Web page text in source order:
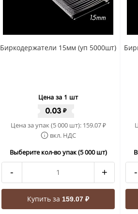
Биркодержатели 15мм (уп 5000шт)
Цена за 1 шт
0.03 ₽
Цена за упак (5 000 шт): 159.07₽
вкл. НДС
Выберите кол-во упак (5 000 шт)
- +
Купить за 159.07 ₽
-